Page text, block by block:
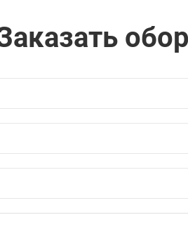
Диаметр раскрытия, мм